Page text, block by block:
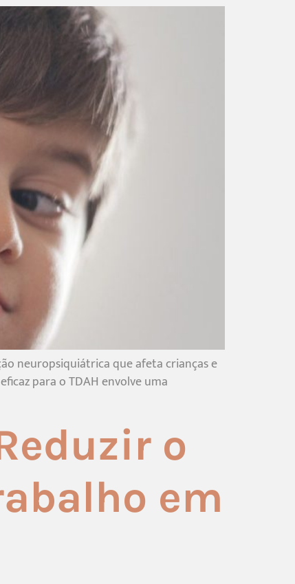
neuropsiquiátrica que afeta crianças e
para o TDAH envolve uma
o
em